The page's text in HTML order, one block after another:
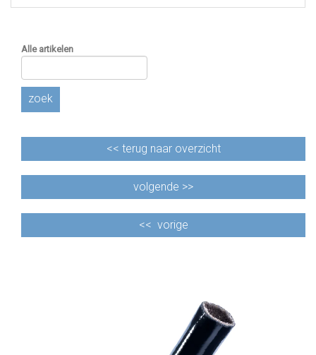
Alle artikelen
zoek
<< terug naar overzicht
volgende >>
<< vorige